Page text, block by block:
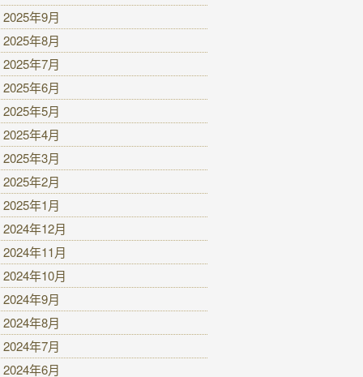
2025年9月
2025年8月
2025年7月
2025年6月
2025年5月
2025年4月
2025年3月
2025年2月
2025年1月
2024年12月
2024年11月
2024年10月
2024年9月
2024年8月
2024年7月
2024年6月